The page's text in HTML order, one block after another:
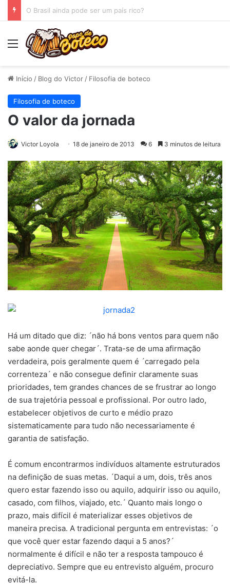
O Espelho
Menu
Início / Blog do Victor / Filosofia de boteco
Filosofia de boteco
O valor da jornada
Victor Loyola 18 de janeiro de 2013 6 3 minutos de leitura
Há um ditado que diz: ´não há bons ventos para quem não
sabe aonde quer chegar´. Trata-se de uma afirmação
verdadeira, pois geralmente quem é ´carregado pela
correnteza´ e não consegue definir claramente suas
prioridades, tem grandes chances de se frustrar ao longo
de sua trajetória pessoal e profissional. Por outro lado,
estabelecer objetivos de curto e médio prazo
sistematicamente para tudo não necessariamente é
garantia de satisfação.
É comum encontrarmos indivíduos altamente estruturados
na definição de suas metas. ´Daqui a um, dois, três anos
quero estar fazendo isso ou aquilo, adquirir isso ou aquilo,
casado, com filhos, viajado, etc.´ Quanto mais longo o
prazo, mais difícil é materializar esses objetivos de
maneira precisa. A tradicional pergunta em entrevistas: ´o
que você quer estar fazendo daqui a 5 anos?´
normalmente é difícil e não ter a resposta tampouco é
depreciativo. Sempre que eu entrevisto alguém, procuro
evitá-la.